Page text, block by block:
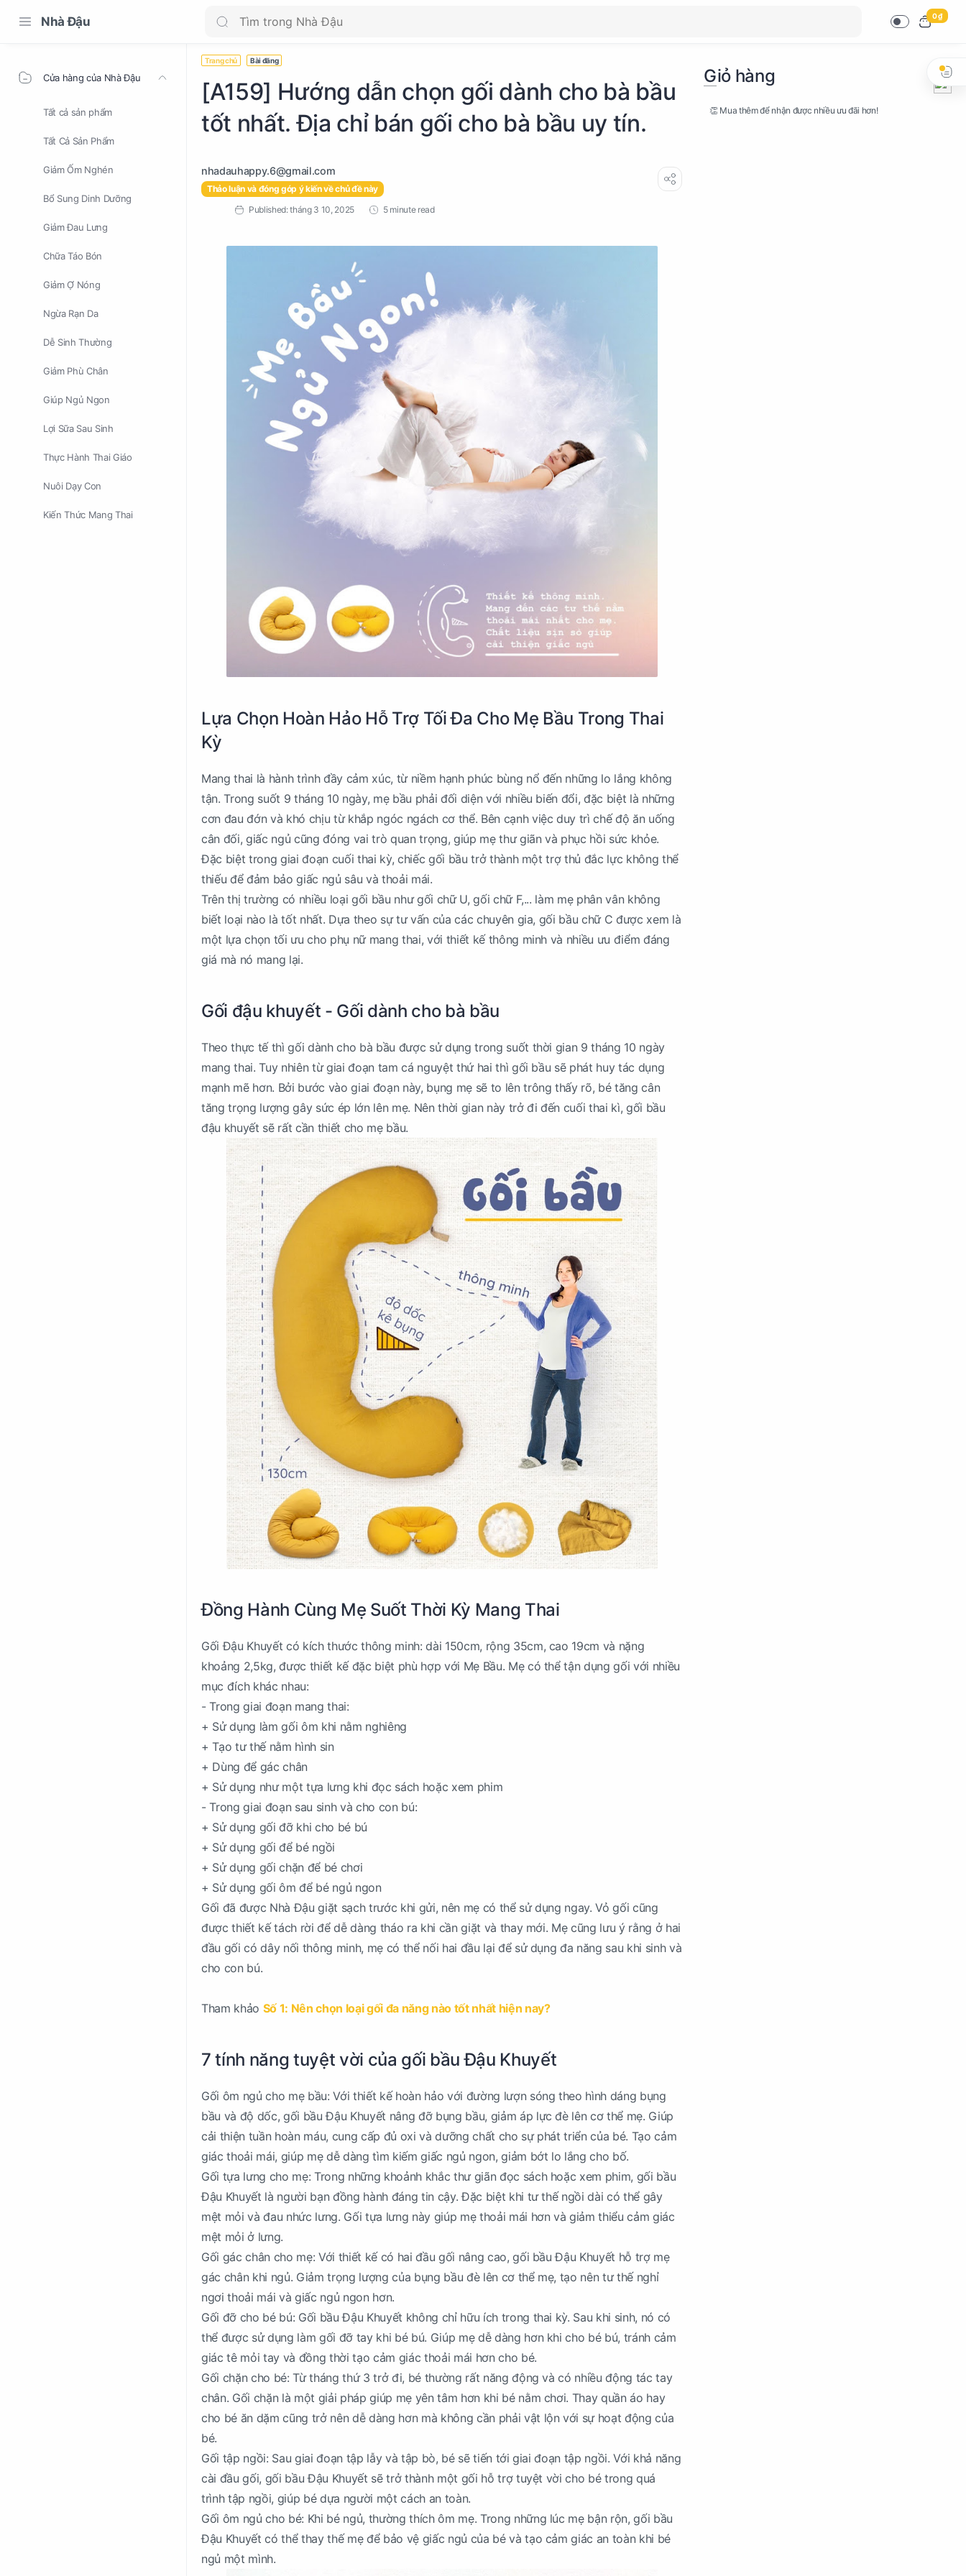
Nhà Đậu 0 ₫
Cửa hàng của Nhà Đậu
Tất cả sản phẩm
Tất Cả Sản Phẩm
Giảm Ốm Nghén
Bổ Sung Dinh Dưỡng
Giảm Đau Lưng
Chữa Táo Bón
Giảm Ợ Nóng
Ngừa Rạn Da
Dễ Sinh Thường
Giảm Phù Chân
Giúp Ngủ Ngon
Lợi Sữa Sau Sinh
Thực Hành Thai Giáo
Nuôi Dạy Con
Kiến Thức Mang Thai
Trang chủ Bài đăng
[A159] Hướng dẫn chọn gối dành cho bà bầu
tốt nhất. Địa chỉ bán gối cho bà bầu uy tín.
Thảo luận và đóng góp ý kiến về chủ đề này
5 minute read
Lựa Chọn Hoàn Hảo Hỗ Trợ Tối Đa Cho Mẹ Bầu Trong Thai
Kỳ
Mang thai là hành trình đầy cảm xúc, từ niềm hạnh phúc bùng nổ đến những lo lắng không
tận. Trong suốt 9 tháng 10 ngày, mẹ bầu phải đối diện với nhiều biến đổi, đặc biệt là những
cơn đau đớn và khó chịu từ khắp ngóc ngách cơ thể. Bên cạnh việc duy trì chế độ ăn uống
cân đối, giấc ngủ cũng đóng vai trò quan trọng, giúp mẹ thư giãn và phục hồi sức khỏe.
Đặc biệt trong giai đoạn cuối thai kỳ, chiếc gối bầu trở thành một trợ thủ đắc lực không thể
thiếu để đảm bảo giấc ngủ sâu và thoải mái.
Trên thị trường có nhiều loại gối bầu như gối chữ U, gối chữ F,... làm mẹ phân vân không
biết loại nào là tốt nhất. Dựa theo sự tư vấn của các chuyên gia, gối bầu chữ C được xem là
một lựa chọn tối ưu cho phụ nữ mang thai, với thiết kế thông minh và nhiều ưu điểm đáng
giá mà nó mang lại.
Gối đậu khuyết - Gối dành cho bà bầu
Theo thực tế thì gối dành cho bà bầu được sử dụng trong suốt thời gian 9 tháng 10 ngày
mang thai. Tuy nhiên từ giai đoạn tam cá nguyệt thứ hai thì gối bầu sẽ phát huy tác dụng
mạnh mẽ hơn. Bởi bước vào giai đoạn này, bụng mẹ sẽ to lên trông thấy rõ, bé tăng cân
tăng trọng lượng gây sức ép lớn lên mẹ. Nên thời gian này trở đi đến cuối thai kì, gối bầu
đậu khuyết sẽ rất cần thiết cho mẹ bầu.
Đồng Hành Cùng Mẹ Suốt Thời Kỳ Mang Thai
Gối Đậu Khuyết có kích thước thông minh: dài 150cm, rộng 35cm, cao 19cm và nặng
khoảng 2,5kg, được thiết kế đặc biệt phù hợp với Mẹ Bầu. Mẹ có thể tận dụng gối với nhiều
mục đích khác nhau:
- Trong giai đoạn mang thai:
+ Sử dụng làm gối ôm khi nằm nghiêng
+ Tạo tư thế nằm hình sin
+ Dùng để gác chân
+ Sử dụng như một tựa lưng khi đọc sách hoặc xem phim
- Trong giai đoạn sau sinh và cho con bú:
+ Sử dụng gối đỡ khi cho bé bú
+ Sử dụng gối để bé ngồi
+ Sử dụng gối chặn để bé chơi
+ Sử dụng gối ôm để bé ngủ ngon
Gối đã được Nhà Đậu giặt sạch trước khi gửi, nên mẹ có thể sử dụng ngay. Vỏ gối cũng
được thiết kế tách rời để dễ dàng tháo ra khi cần giặt và thay mới. Mẹ cũng lưu ý rằng ở hai
đầu gối có dây nối thông minh, mẹ có thể nối hai đầu lại để sử dụng đa năng sau khi sinh và
cho con bú.
Tham khảo Số 1: Nên chọn loại gối đa năng nào tốt nhất hiện nay?
7 tính năng tuyệt vời của gối bầu Đậu Khuyết
Gối ôm ngủ cho mẹ bầu: Với thiết kế hoàn hảo với đường lượn sóng theo hình dáng bụng
bầu và độ dốc, gối bầu Đậu Khuyết nâng đỡ bụng bầu, giảm áp lực đè lên cơ thể mẹ. Giúp
cải thiện tuần hoàn máu, cung cấp đủ oxi và dưỡng chất cho sự phát triển của bé. Tạo cảm
giác thoải mái, giúp mẹ dễ dàng tìm kiếm giấc ngủ ngon, giảm bớt lo lắng cho bố.
Gối tựa lưng cho mẹ: Trong những khoảnh khắc thư giãn đọc sách hoặc xem phim, gối bầu
Đậu Khuyết là người bạn đồng hành đáng tin cậy. Đặc biệt khi tư thế ngồi dài có thể gây
mệt mỏi và đau nhức lưng. Gối tựa lưng này giúp mẹ thoải mái hơn và giảm thiểu cảm giác
mệt mỏi ở lưng.
Gối gác chân cho mẹ: Với thiết kế có hai đầu gối nâng cao, gối bầu Đậu Khuyết hỗ trợ mẹ
gác chân khi ngủ. Giảm trọng lượng của bụng bầu đè lên cơ thể mẹ, tạo nên tư thế nghỉ
ngơi thoải mái và giấc ngủ ngon hơn.
Gối đỡ cho bé bú: Gối bầu Đậu Khuyết không chỉ hữu ích trong thai kỳ. Sau khi sinh, nó có
thể được sử dụng làm gối đỡ tay khi bé bú. Giúp mẹ dễ dàng hơn khi cho bé bú, tránh cảm
giác tê mỏi tay và đồng thời tạo cảm giác thoải mái hơn cho bé.
Gối chặn cho bé: Từ tháng thứ 3 trở đi, bé thường rất năng động và có nhiều động tác tay
chân. Gối chặn là một giải pháp giúp mẹ yên tâm hơn khi bé nằm chơi. Thay quần áo hay
cho bé ăn dặm cũng trở nên dễ dàng hơn mà không cần phải vật lộn với sự hoạt động của
bé.
Gối tập ngồi: Sau giai đoạn tập lẫy và tập bò, bé sẽ tiến tới giai đoạn tập ngồi. Với khả năng
cài đầu gối, gối bầu Đậu Khuyết sẽ trở thành một gối hỗ trợ tuyệt vời cho bé trong quá
trình tập ngồi, giúp bé dựa người một cách an toàn.
Gối ôm ngủ cho bé: Khi bé ngủ, thường thích ôm mẹ. Trong những lúc mẹ bận rộn, gối bầu
Đậu Khuyết có thể thay thế mẹ để bảo vệ giấc ngủ của bé và tạo cảm giác an toàn khi bé
ngủ một mình.
Giỏ hàng
👏 Mua thêm để nhận được nhiều ưu đãi hơn!